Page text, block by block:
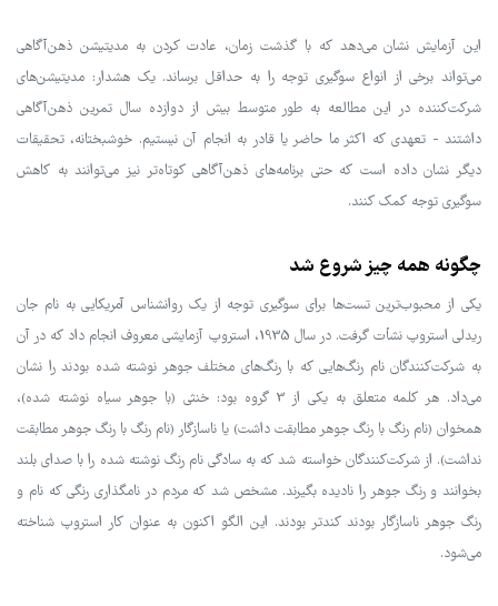
این آزمایش نشان می‌دهد که با گذشت زمان، عادت کردن به مدیتیشن ذهن‌آگاهی
می‌تواند برخی از انواع سوگیری توجه را به حداقل برساند. یک هشدار: مدیتیشن‌های
شرکت‌کننده در این مطالعه به طور متوسط بیش از دوازده سال تمرین ذهن‌آگاهی
داشتند - تعهدی که اکثر ما حاضر یا قادر به انجام آن نیستیم. خوشبختانه، تحقیقات
دیگر نشان داده است که حتی برنامه‌های ذهن‌آگاهی کوتاه‌تر نیز می‌توانند به کاهش
سوگیری توجه کمک کنند.
چگونه همه چیز شروع شد
یکی از محبوب‌ترین تست‌ها برای سوگیری توجه از یک روانشناس آمریکایی به نام جان
ریدلی استروپ نشأت گرفت. در سال 1935، استروپ آزمایشی معروف انجام داد که در آن
به شرکت‌کنندگان نام رنگ‌هایی که با رنگ‌های مختلف جوهر نوشته شده بودند را نشان
می‌داد. هر کلمه متعلق به یکی از 3 گروه بود: خنثی (با جوهر سیاه نوشته شده)،
همخوان (نام رنگ با رنگ جوهر مطابقت داشت) یا ناسازگار (نام رنگ با رنگ جوهر مطابقت
نداشت). از شرکت‌کنندگان خواسته شد که به سادگی نام رنگ نوشته شده را با صدای بلند
بخوانند و رنگ جوهر را نادیده بگیرند. مشخص شد که مردم در نامگذاری رنگی که نام و
رنگ جوهر ناسازگار بودند کندتر بودند. این الگو اکنون به عنوان کار استروپ شناخته
می‌شود.